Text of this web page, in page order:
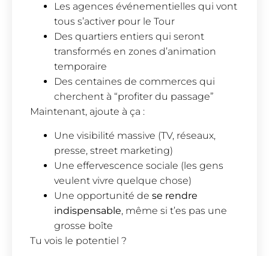
Les agences événementielles qui vont
tous s’activer pour le Tour
Des quartiers entiers qui seront
transformés en zones d’animation
temporaire
Des centaines de commerces qui
cherchent à “profiter du passage”
Maintenant, ajoute à ça :
Une visibilité massive (TV, réseaux,
presse, street marketing)
Une effervescence sociale (les gens
veulent vivre quelque chose)
Une opportunité de se rendre
indispensable, même si t’es pas une
grosse boîte
Tu vois le potentiel ?